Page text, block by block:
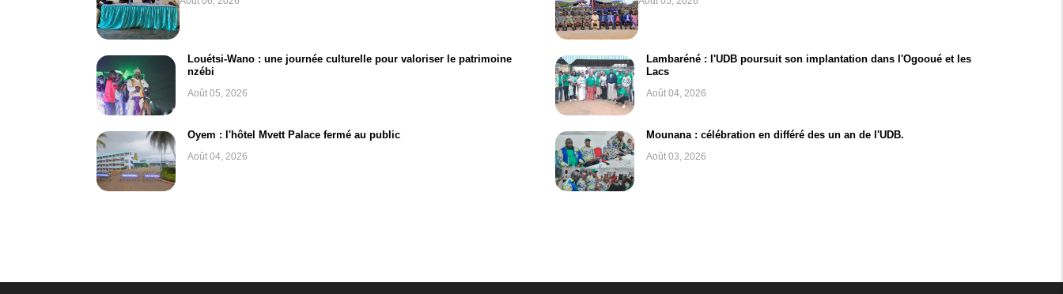
Louétsi-Wano : une journée culturelle pour valoriser le patrimoine
nzébi
Août 05, 2026
Lambaréné : l'UDB poursuit son implantation dans l'Ogooué et les
Lacs
Août 04, 2026
Oyem : l'hôtel Mvett Palace fermé au public
Août 04, 2026
Mounana : célébration en différé des un an de l'UDB.
Août 03, 2026